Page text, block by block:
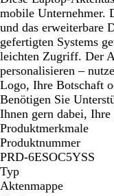
mobile Unternehmer.
und das erweiterbare
gefertigten Systems
leichten Zugriff. Der
personalisieren –
Logo, Ihre Botschaft
Benötigen Sie
Ihnen gern dabei, Ihre
Produktmerkmale
Produktnummer
PRD-6ESOC5YSS
Typ
Aktenmappe